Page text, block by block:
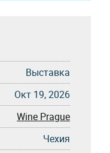
Выставка
Окт 19, 2026
Wine Prague
Чехия